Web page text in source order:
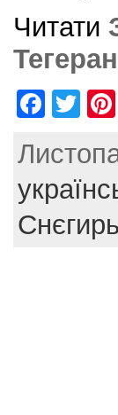
Читати
F
c
e
b
T
itt
er